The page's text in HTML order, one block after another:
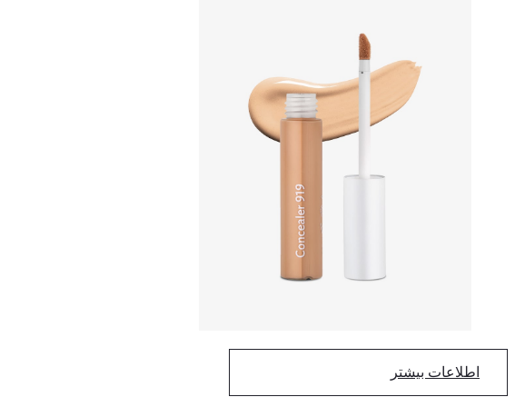
اطلاعات بیشتر